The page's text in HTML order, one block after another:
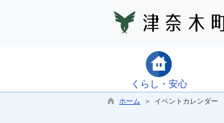
くらし・安心
ホーム ＞ イベントカレンダー